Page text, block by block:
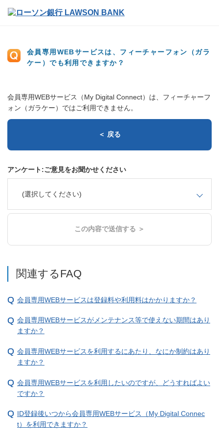
会員専用WEBサービスは、フィーチャーフォン（ガラ
ケー）でも利用できますか？
会員専用WEBサービス（My Digital Connect）は、フィーチャーフ
ォン（ガラケー）ではご利用できません。
＜ 戻る
アンケート:ご意見をお聞かせください
(選択してください)
この内容で送信する ＞
関連するFAQ
会員専用WEBサービスは登録料や利用料はかかりますか？
会員専用WEBサービスがメンテナンス等で使えない期間はあり
ますか？
会員専用WEBサービスを利用するにあたり、なにか制約はあり
ますか？
会員専用WEBサービスを利用したいのですが、どうすればよい
ですか？
ID登録後いつから会員専用WEBサービス（My Digital Connec
t）を利用できますか？